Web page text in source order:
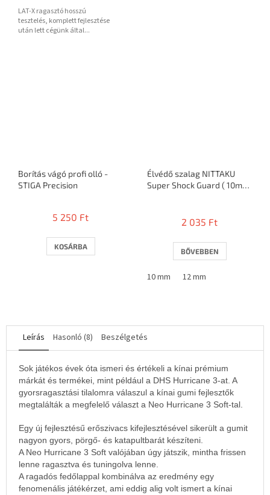
LAT-X ragasztó hosszú
tesztelés, komplett fejlesztése
után lett cégünk által...
Borítás vágó profi olló -
STIGA Precision
5 250 Ft
KOSÁRBA
Élvédő szalag NITTAKU
Super Shock Guard ( 10mm
átlagos
5-
ből
csillag.
2 035 Ft
BŐVEBBEN
10 mm 12 mm
Leírás Hasonló (8) Beszélgetés
Sok játékos évek óta ismeri és értékeli a kínai prémium
márkát és termékei, mint például a DHS Hurricane 3-at. A
gyorsragasztási tilalomra válaszul a kínai gumi fejlesztők
megtalálták a megfelelő választ a Neo Hurricane 3 Soft-tal.
Egy új fejlesztésű erőszivacs kifejlesztésével sikerült a gumit
nagyon gyors, pörgő- és katapultbarát készíteni.
A Neo Hurricane 3 Soft valójában úgy játszik, mintha frissen
lenne ragasztva és tuningolva lenne.
A ragadós fedőlappal kombinálva az eredmény egy
fenomenális játékérzet, ami eddig alig volt ismert a kínai